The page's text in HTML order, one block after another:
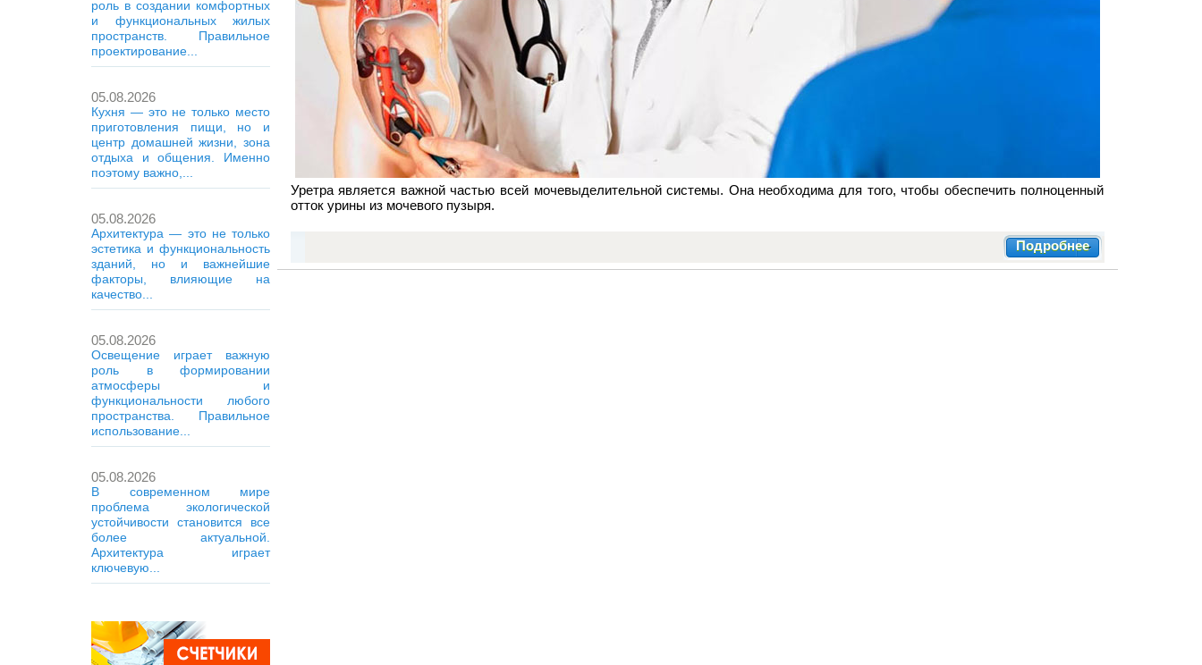
роль в создании комфортных
и функциональных жилых
пространств. Правильное
проектирование...
05.08.2026
Кухня — это не только место
приготовления пищи, но и
центр домашней жизни, зона
отдыха и общения. Именно
поэтому важно,...
05.08.2026
Архитектура — это не только
эстетика и функциональность
зданий, но и важнейшие
факторы, влияющие на
качество...
05.08.2026
Освещение играет важную
роль в формировании
атмосферы и
функциональности любого
пространства. Правильное
использование...
05.08.2026
В современном мире
проблема экологической
устойчивости становится все
более актуальной.
Архитектура играет
ключевую...
Уретра является важной частью всей мочевыделительной системы. Она необходима для того, чтобы обеспечить полноценный
отток урины из мочевого пузыря.
Подробнее